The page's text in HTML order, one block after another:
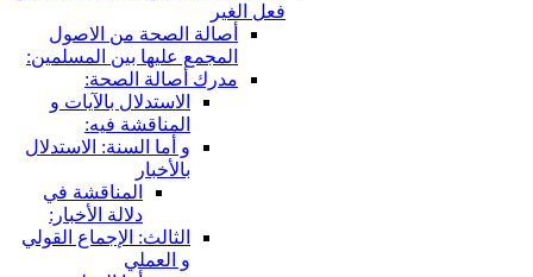
فعل الغير
أصالة الصحة من الاصول
المجمع عليها بين المسلمين:
مدرك أصالة الصحة:
الاستدلال بالآيات و
المناقشة فيه:
و أما السنة: الاستدلال
بالأخبار
المناقشة في
دلالة الأخبار:
الثالث: الإجماع القولي
و العملي